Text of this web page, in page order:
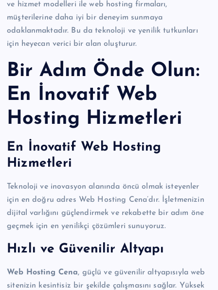
ve hizmet modelleri ile web hosting firmaları,
müşterilerine daha iyi bir deneyim sunmaya
odaklanmaktadır. Bu da teknoloji ve yenilik tutkunları
için heyecan verici bir alan oluşturur.
Bir Adım Önde Olun:
En İnovatif Web
Hosting Hizmetleri
En İnovatif Web Hosting
Hizmetleri
Teknoloji ve inovasyon alanında öncü olmak isteyenler
için en doğru adres Web Hosting Cena’dır. İşletmenizin
dijital varlığını güçlendirmek ve rekabette bir adım öne
geçmek için en yenilikçi çözümleri sunuyoruz.
Hızlı ve Güvenilir Altyapı
Web Hosting Cena, güçlü ve güvenilir altyapısıyla web
sitenizin kesintisiz bir şekilde çalışmasını sağlar. Yüksek